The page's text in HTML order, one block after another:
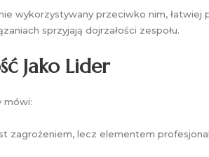
wykorzystywany przeciwko nim, łatwiej
sprzyjają dojrzałości zespołu.
Jako Lider
mówi:
zagrożeniem, lecz elementem